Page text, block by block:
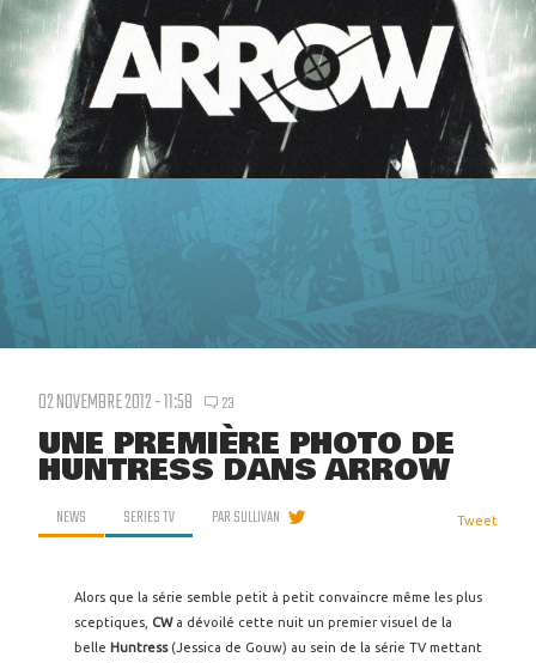
02 NOVEMBRE 2012 - 11:58 23
UNE PREMIÈRE PHOTO DE
HUNTRESS DANS ARROW
NEWS SERIES TV PARSULLIVAN Tweet
Alors que la série semble petit à petit convaincre même les plus
sceptiques, CWa dévoilé cette nuit un premier visuel de la
belle Huntress(Jessica de Gouw) au sein de la série TV mettant